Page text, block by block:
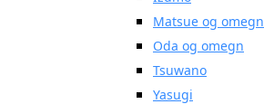
Matsue og omegn
Oda og omegn
Tsuwano
Yasugi